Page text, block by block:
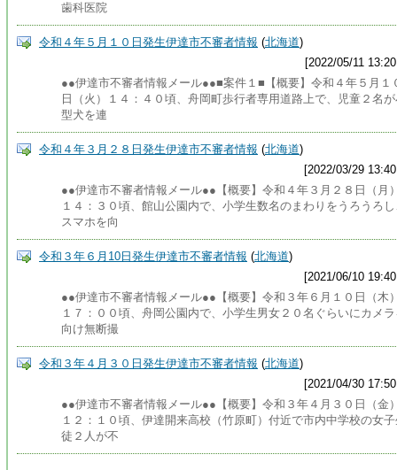
歯科医院
令和４年５月１０日発生伊達市不審者情報 (北海道)
[2022/05/11
●●伊達市不審者情報メール●●■案件１■【概要】令和４年５月１
日（火）１４：４０頃、舟岡町歩行者専用道路上で、児童２名
型犬を連
令和４年３月２８日発生伊達市不審者情報 (北海道)
[2022/03/29
●●伊達市不審者情報メール●●【概要】令和４年３月２８日（月
１４：３０頃、館山公園内で、小学生数名のまわりをうろうろ
スマホを向
令和３年６月10日発生伊達市不審者情報 (北海道)
[2021/06/10
●●伊達市不審者情報メール●●【概要】令和３年６月１０日（木
１７：００頃、舟岡公園内で、小学生男女２０名ぐらいにカメ
向け無断撮
令和３年４月３０日発生伊達市不審者情報 (北海道)
[2021/04/30
●●伊達市不審者情報メール●●【概要】令和３年４月３０日（金
１２：１０頃、伊達開来高校（竹原町）付近で市内中学校の女
徒２人が不